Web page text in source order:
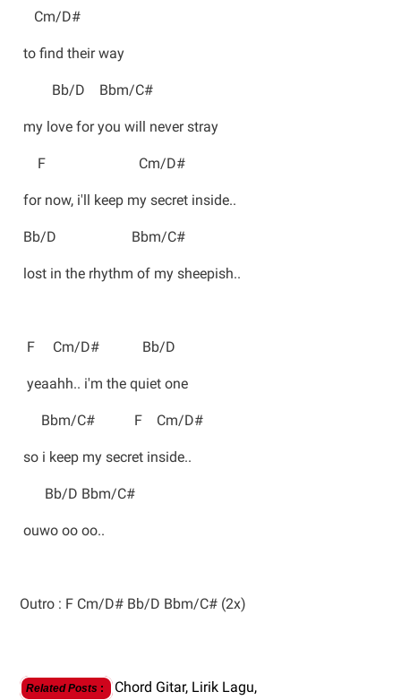
Cm/D#
to find their way
Bb/D Bbm/C#
my love for you will never stray
F Cm/D#
for now, i'll keep my secret inside..
Bb/D Bbm/C#
lost in the rhythm of my sheepish..
F Cm/D# Bb/D
yeaahh.. i'm the quiet one
Bbm/C# F Cm/D#
so i keep my secret inside..
Bb/D Bbm/C#
ouwo oo oo..
Outro : F Cm/D# Bb/D Bbm/C# (2x)
Related Posts : Chord Gitar, Lirik Lagu,